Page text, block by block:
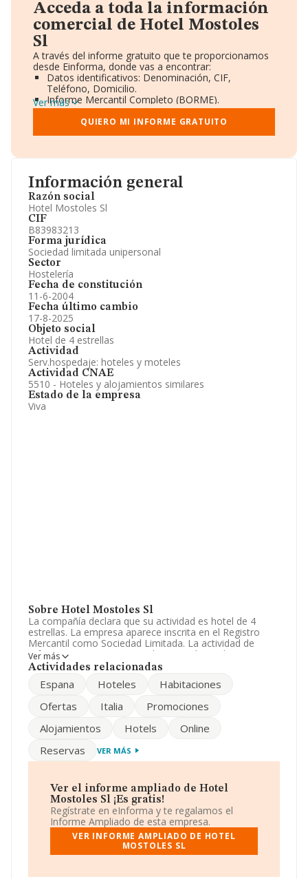
Información general
Razón social
Hotel Mostoles Sl
CIF
B83983213
Forma jurídica
Sociedad limitada unipersonal
Sector
Hostelería
Fecha de constitución
11-6-2004
Fecha último cambio
17-8-2025
Objeto social
Hotel de 4 estrellas
Actividad
Serv.hospedaje: hoteles y moteles
Actividad CNAE
5510 - Hoteles y alojamientos similares
Estado de la empresa
Viva
Sobre Hotel Mostoles Sl
La compañía declara que su actividad es hotel de 4
estrellas. La empresa aparece inscrita en el Registro
Mercantil como Sociedad Limitada. La actividad de
referencia CNAE corresponde a 'Hoteles y alojamientos
similares', cuyo Código es 5510. La empresa no tiene
reducción del 6% y según las cifras existentes en la base
estado por encima de la media de sector.
Dentro del ranking de empresas elaborado por
INFORMA, atendiendo a los niveles de facturación,
la compañía se ha posicionado 29 puestos por debajo
en el ranking sectorial, pasando del 1.990 al 2.019. Se
encuentran mejor posicionadas las siguientes empresas
del sector:Tenerife Properties S.AySurfing
Hosteleria Sociedad Limitada; sin embargo, éstas
son algunas de las empresas que están más abajo:
Inturex Hotels Sociedad LimitadayPromocions
ranking nacional, pasando del 86.401 al 83.459
Ver más
Actividades relacionadas
Espana Hoteles
Habitaciones
Ofertas
Italia
Promociones
Alojamientos
Hotels
Online
Reservas
VER MÁS
Ver el informe ampliado de Hotel
Mostoles Sl ¡Es gratis!
Regístrate en eInforma y te regalamos el
Informe Ampliado de esta empresa.
VER INFORME AMPLIADO DE HOTEL
MOSTOLES SL
Acceda a toda la información
comercial de Hotel Mostoles
Sl
A través del informe gratuito que te proporcionamos
desde Einforma, donde vas a encontrar:
Datos identificativos: Denominación, CIF,
Teléfono, Domicilio.
Informe Mercantil Completo (BORME).
Gráficos de Evolución Ventas y Empleados.
Consejo de Administración y Administradores.
Directivos y Ejecutivos.
Información oficial y registral complementaria.
Ver más
QUIERO MI INFORME GRATUITO